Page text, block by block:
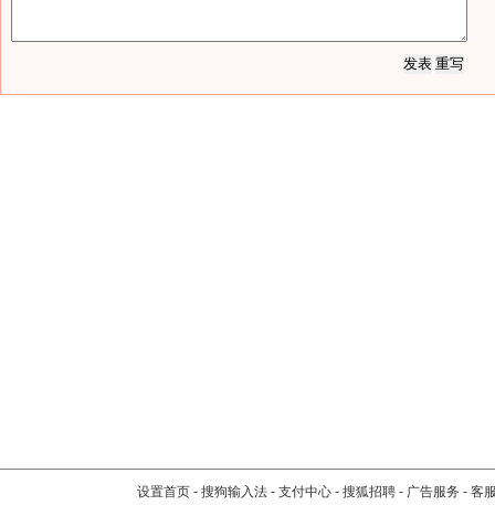
设置首页 - 搜狗输入法 - 支付中心 - 搜狐招聘 - 广告服务 - 客